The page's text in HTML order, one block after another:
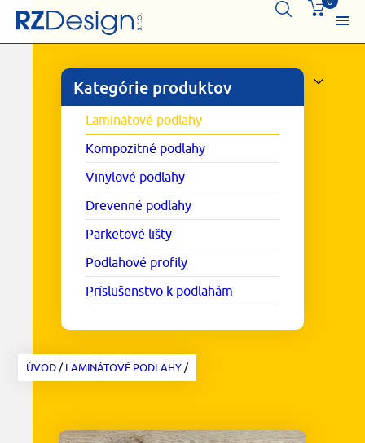
Kategórie produktov
Laminátové podlahy
Kompozitné podlahy
Vinylové podlahy
Drevenné podlahy
Parketové lišty
Podlahové profily
Príslušenstvo k podlahám
ÚVOD/LAMINÁTOVÉ PODLAHY/